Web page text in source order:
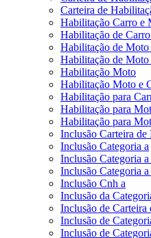
Carteira de
Habilitação Carro e
Habilitação de
Habilitação de Moto
Habilitação de Moto
Habilitação Moto
Habilitação Moto e
Habilitação para
Habilitação para
Habilitação para
Inclusão Carteira de
Inclusão Categoria a
Inclusão Categoria
Inclusão Categoria
Inclusão Cnh a
Inclusão da
Inclusão de Carteira
Inclusão de
Inclusão de